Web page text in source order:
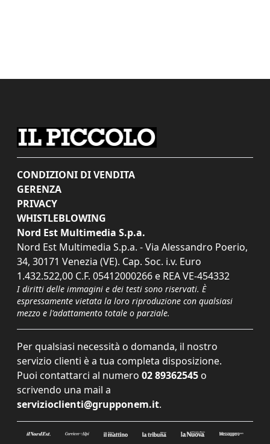
CONDIZIONI DI VENDITA
GERENZA
PRIVACY
WHISTLEBLOWING
Nord Est Multimedia S.p.a.
Nord Est Multimedia S.p.a. - Via Alessandro Poerio,
34, 30171 Venezia (VE). Cap. Soc. i.v. Euro
1.432.522,00 C.F. 05412000266 e REA VE-454332
I diritti delle immagini e dei testi sono riservati. È
espressamente vietata la loro riproduzione con qualsiasi
mezzo e l'adattamento totale o parziale.
Per qualsiasi necessità o domanda, il nostro
servizio clienti è a tua completa disposizione.
Puoi contattarci al numero 02 89362545 o
scrivendo una mail a
servizioclienti@grupponem.it.